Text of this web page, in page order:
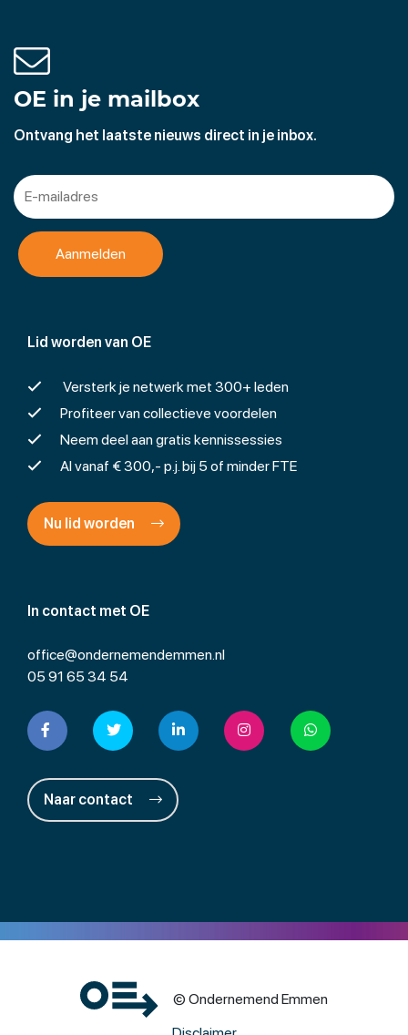
In contact met OE
office@ondernemendemmen.nl
05 91 65 34 54
Naar contact
Lid worden van OE
Versterk je netwerk met 300+ leden
Profiteer van collectieve voordelen
Neem deel aan gratis kennissessies
Al vanaf € 300,- p.j. bij 5 of minder FTE
Nu lid worden
OE in je mailbox
Ontvang het laatste nieuws direct in je inbox.
© Ondernemend Emmen